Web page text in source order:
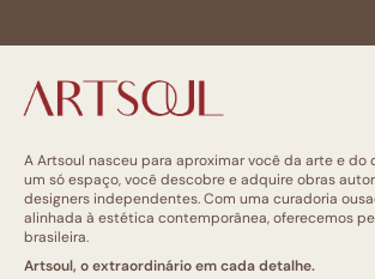
A Artsoul nasceu para aproximar você da arte e do
um só espaço, você descobre e adquire obras
designers independentes. Com uma curadoria
alinhada à estética contemporânea, oferecemos
brasileira.
Artsoul, o extraordinário em cada detalhe.